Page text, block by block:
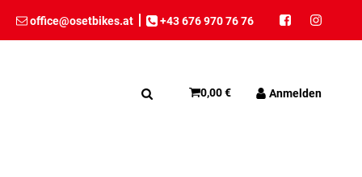
office@osetbikes.at +43 676 970 76 76
0,00 € Anmelden